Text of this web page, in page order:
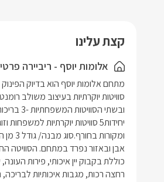
קצת עלינו
אלומות יוסף - ריביירה